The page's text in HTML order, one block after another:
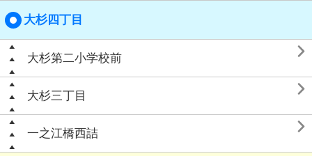
大杉四丁目
大杉第二小学校前 
大杉三丁目 
一之江橋西詰 